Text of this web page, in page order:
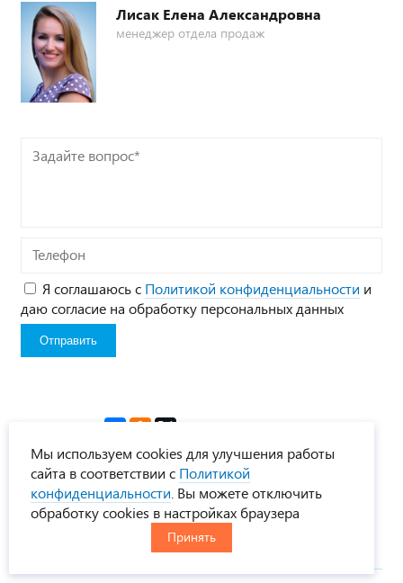
Лисак Елена Александровна
менеджер отдела продаж
Задайте
вопрос*
Телефон
Я соглашаюсь с Политикой конфиденциальности и
даю согласие на обработку персональных данных
Вас также
заинтересует:
Мы используем cookies для улучшения работы
сайта в соответствии с Политикой
конфиденциальности . Вы можете отключить
обработку cookies в настройках браузера
Принять